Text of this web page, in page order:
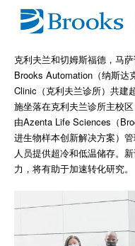
克利夫兰和切姆斯福德，马
Brooks Automation（纳斯达
Clinic（克利夫兰诊所）共建
施坐落在克利夫兰诊所主校
由Azenta Life Sciences（
进生物样本创新解决方案）
人员提供超冷和低温储存。
力，将有助于加速转化研究。